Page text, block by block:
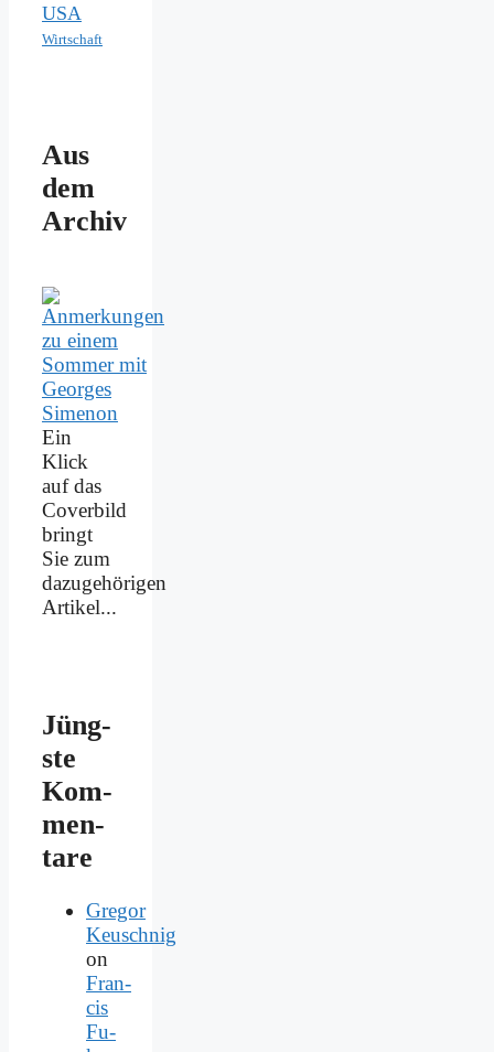
USA
Wirtschaft
Aus
dem
Archiv
Ein
Klick
auf das
Coverbild
bringt
Sie zum
dazugehörigen
Artikel...
Jüng­
ste
Kom­
men­
ta­re
Gregor
Keuschnig
on
Fran­
cis
Fu­